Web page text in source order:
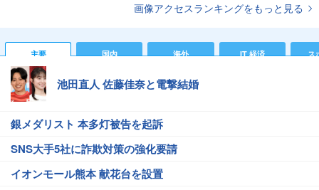
画像アクセスランキングをもっと見る
主要 国内 海外 IT 経済 ス
池田直人 佐藤佳奈と電撃結婚
銀メダリスト 本多灯被告を起訴
SNS大手5社に詐欺対策の強化要請
イオンモール熊本 献花台を設置